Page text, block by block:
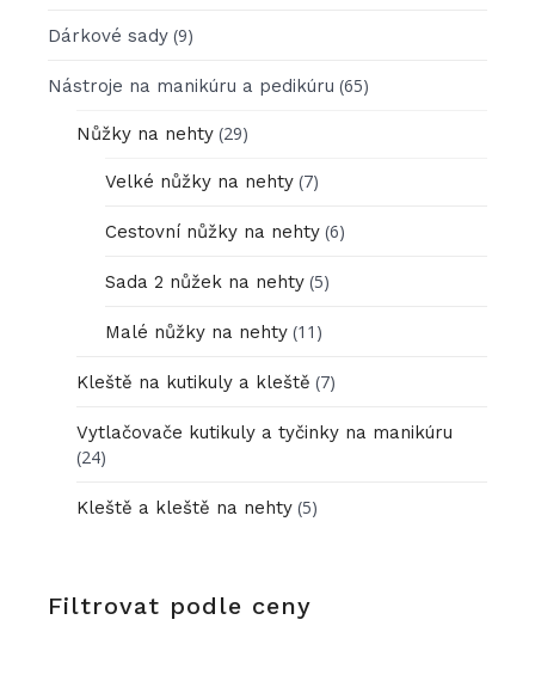
Dárkové sady (9)
Nástroje na manikúru a pedikúru (65)
Nůžky na nehty (29)
Velké nůžky na nehty (7)
Cestovní nůžky na nehty (6)
Sada 2 nůžek na nehty (5)
Malé nůžky na nehty (11)
Kleště na kutikuly a kleště (7)
Vytlačovače kutikuly a tyčinky na manikúru
(24)
Kleště a kleště na nehty (5)
Filtrovat podle ceny